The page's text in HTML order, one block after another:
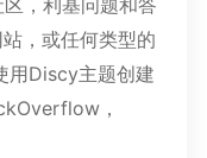
，或任何类型的
用Discy主题创建
，